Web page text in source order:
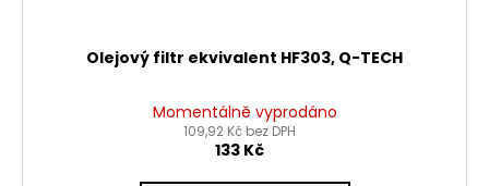
Olejový filtr ekvivalent HF303, Q-TECH
Momentálně vyprodáno
109,92 Kč bez DPH
133 Kč